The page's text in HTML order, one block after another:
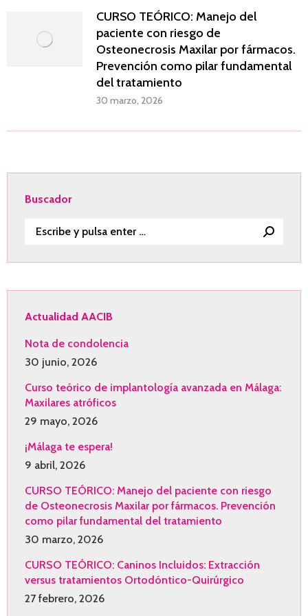
CURSO TEÓRICO: Manejo del
paciente con riesgo de
Osteonecrosis Maxilar por fármacos.
Prevención como pilar fundamental
del tratamiento
30 marzo, 2026
Buscador
Buscar:
Actualidad AACIB
Nota de condolencia
30 junio, 2026
Curso teórico de implantología avanzada en Málaga:
Maxilares atróficos
29 mayo, 2026
¡Málaga te espera!
9 abril, 2026
CURSO TEÓRICO: Manejo del paciente con riesgo
de Osteonecrosis Maxilar por fármacos. Prevención
como pilar fundamental del tratamiento
30 marzo, 2026
CURSO TEÓRICO: Caninos Incluidos: Extracción
versus tratamientos Ortodóntico-Quirúrgico
27 febrero, 2026